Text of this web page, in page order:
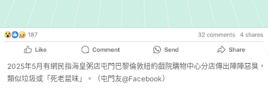
2025年5月有網民指海皇粥店屯門巴黎倫敦紐約戲院購物中心分店傳出陣陣惡臭，
類似垃圾或「死老鼠味」。（屯門友@Facebook）